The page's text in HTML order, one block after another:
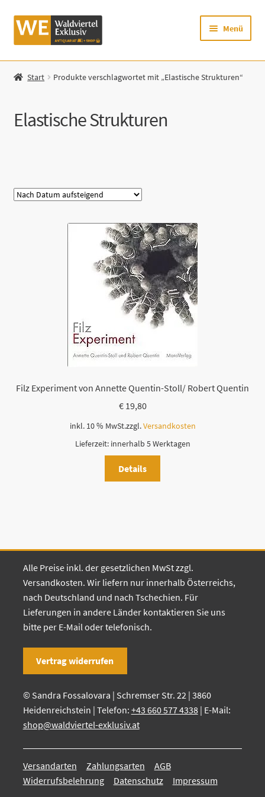
Zur
Navigation
Zum
Inhalt
Menü
Startseite
Mein Konto
Zur Waldviertel Exklusiv-Website
Start Produkte verschlagwortet mit „Elastische Strukturen“
Elastische Strukturen
Filz Experiment von Annette Quentin-Stoll/ Robert Quentin
€19,80
inkl. 10 % MwSt.zzgl.Versandkosten
Lieferzeit: innerhalb 5 Werktagen
Details
Alle Preise inkl. der gesetzlichen MwSt zzgl.
Versandkosten. Wir liefern nur innerhalb Österreichs,
nach Deutschland und nach Tschechien. Für
Lieferungen in andere Länder kontaktieren Sie uns
bitte per E-Mail oder telefonisch.
Vertrag widerrufen
© Sandra Fossalovara | Schremser Str. 22 | 3860
Heidenreichstein | Telefon: +43 660 577 4338| E-Mail:
shop@waldviertel-exklusiv.at
Versandarten Zahlungsarten
AGB
Widerrufsbelehrung
Datenschutz Impressum